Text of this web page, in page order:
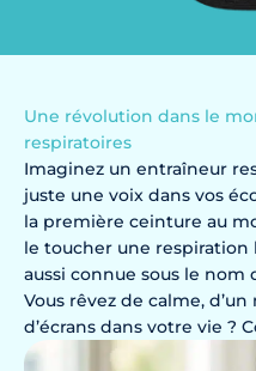
Une révolution dans le
respiratoires
Imaginez un entraîneur
juste une voix dans vos
la première ceinture au
le toucher une
aussi connue sous le nom
Vous rêvez de calme,
d’écrans dans votre vie ?